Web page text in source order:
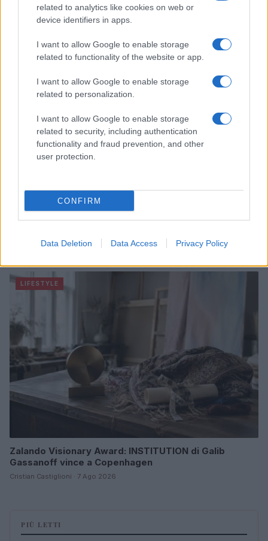
related to analytics like cookies on web or
device identifiers in apps.
I want to allow Google to enable storage
related to functionality of the website or app.
I want to allow Google to enable storage
related to personalization.
I want to allow Google to enable storage
related to security, including authentication
functionality and fraud prevention, and other
user protection.
CONFIRM
Data Deletion Data Access Privacy Policy
Copenhagen Fashion Week SS27: le novità che stanno
rivoluzionando la moda
mare e storia
LIFESTYLE
Zalando Visionary Award: INSTITUTION di Galib
Gassanoff vince a Copenhagen
Cristian Castiglioni · 7 Ago 2026
PIÙ LETTI